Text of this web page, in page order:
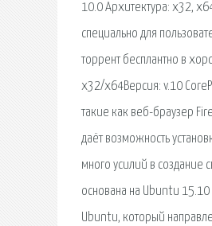
10.0 Архитектура: x32,
специально для
торрент бесплантно в
x32/x64Версия: v.10
такие как веб-браузер
даёт возможность
много усилий в создание
основана на Ubuntu
Ubuntu, который